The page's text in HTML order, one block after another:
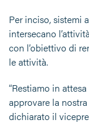
Per inciso, sistemi
intersecano
con l’obiettivo di
le attività.
“Restiamo in
approvare la
dichiarato il